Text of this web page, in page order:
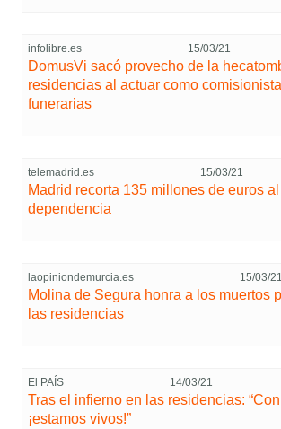
infolibre.es 15/03/21
DomusVi sacó provecho de la
residencias al actuar como
funerarias
telemadrid.es 15/03/21
Madrid recorta 135 millones de euros
dependencia
laopiniondemurcia.es 15/03/21
Molina de Segura honra a los muertos
las residencias
El PAÍS 14/03/21
Tras el infierno en las residencias:
¡estamos vivos!”